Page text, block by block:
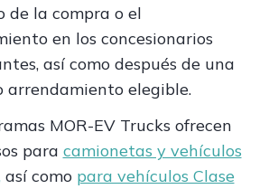
de la compra o el
en los concesionarios
así como después de una
arrendamiento elegible.
MOR-EV Trucks ofrecen
para camionetas y vehículos
así como para vehículos Clase